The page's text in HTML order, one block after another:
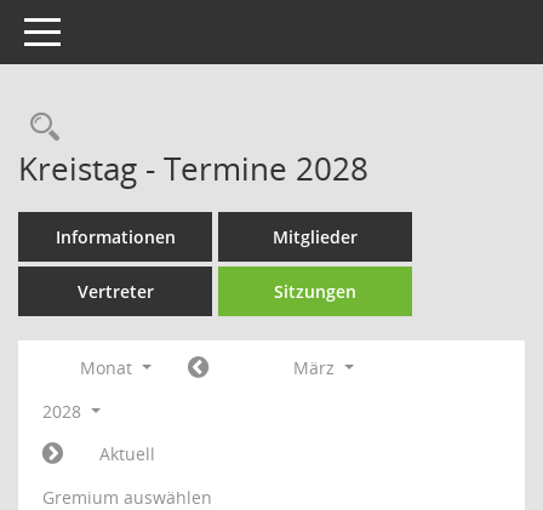
Toggle navigation
Rechercheauswahl
Kreistag - Termine 2028
Informationen Mitglieder
Vertreter Sitzungen
Monat
März
2028
Aktuell
Gremium auswählen